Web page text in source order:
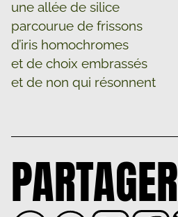
une allée de silice
parcourue de frissons
d’iris homochromes
et de choix embrassés
et de non qui résonnent
PARTAGER